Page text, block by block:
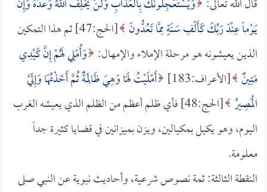
قال الله تعالى: وَيَسْتَعْجِلُونَكَ بِالْعَذَابِ وَلَنْ يُخْلِفَ اللَّهُ وَعْدَهُ وَإِنَّ
يَوْماً عِنْدَ رَبِّكَ كَأَلْفِ سَنَةٍ مِمَّا تَعُدُّونَ
[الحج:47] ثم هذا التمكين
الذين يعيشونه هو مرحلة الإملاء والإمهال: وَأُمْلِي لَهُمْ إِنَّ كَيْدِي
مَتِينٌ [الأعراف:183]
أَمْلَيْتُ لَهَا وَهِيَ ظَالِمَةٌ ثُمَّ أَخَذْتُهَا وَإِلَيَّ
الْمَصِيرُ
[الحج:48] فأي ظلم أعظم من الظلم الذي يعيشه الغرب
اليوم، وهو يكيل بمكيالين، ويزن بميزانين في قضايا كثيرة جداً
معلومة.
النقطة الثالثة: ثمة نصوص شرعية، وأحاديث نبوية عن النبي صلى